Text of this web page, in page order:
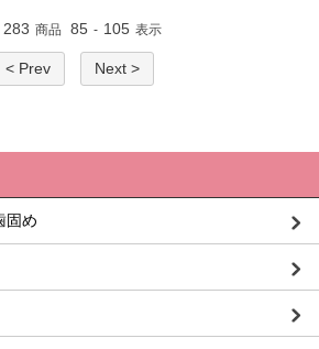
283 商品 85 - 105 表示
< Prev Next >
固め